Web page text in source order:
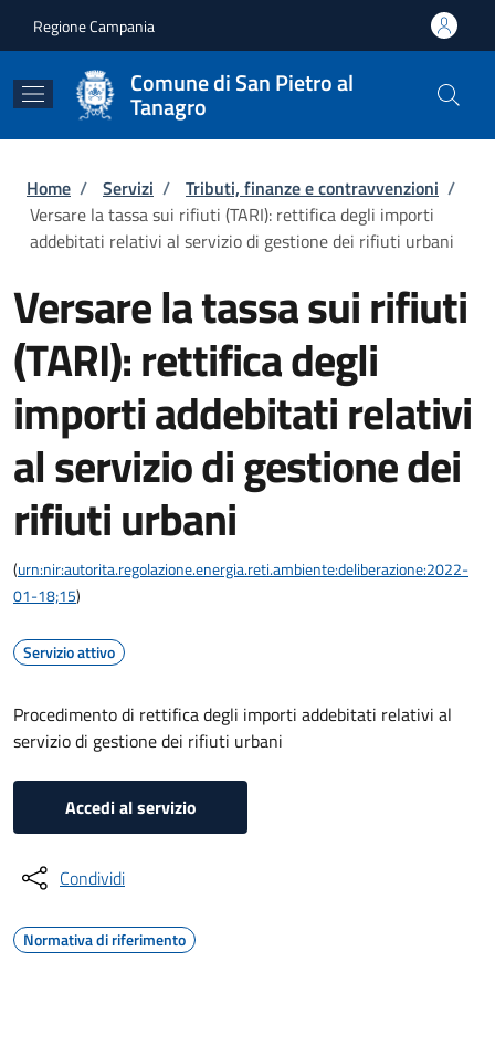
Regione Campania
Comune di San Pietro al
Tanagro
Briciole di pane
Home / Servizi / Tributi, finanze e contravvenzioni /
Versare la tassa sui rifiuti (TARI): rettifica degli importi
addebitati relativi al servizio di gestione dei rifiuti urbani
Versare la tassa sui rifiuti
(TARI): rettifica degli
importi addebitati relativi
al servizio di gestione dei
rifiuti urbani
(urn:nir:autorita.regolazione.energia.reti.ambiente:deliberazione:2022-
01-18;15)
Servizio attivo
Procedimento di rettifica degli importi addebitati relativi al
servizio di gestione dei rifiuti urbani
Accedi al servizio
Condividi
Normativa di riferimento